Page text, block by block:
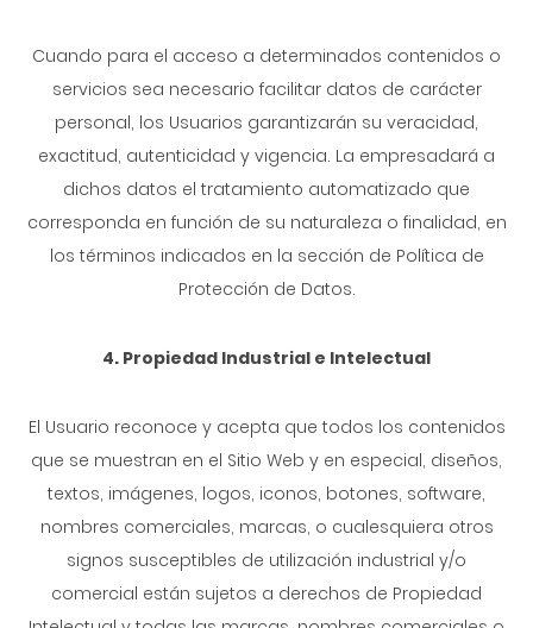
Cuando para el acceso a determinados contenidos o
servicios sea necesario facilitar datos de carácter
personal, los Usuarios garantizarán su veracidad,
exactitud, autenticidad y vigencia. La empresadará a
dichos datos el tratamiento automatizado que
corresponda en función de su naturaleza o finalidad, en
los términos indicados en la sección de Política de
Protección de Datos.
4. Propiedad Industrial e Intelectual
El Usuario reconoce y acepta que todos los contenidos
que se muestran en el Sitio Web y en especial, diseños,
textos, imágenes, logos, iconos, botones, software,
nombres comerciales, marcas, o cualesquiera otros
signos susceptibles de utilización industrial y/o
comercial están sujetos a derechos de Propiedad